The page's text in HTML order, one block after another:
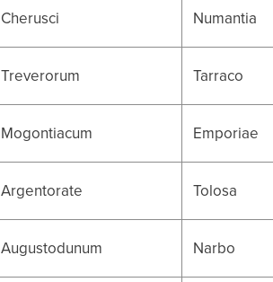
Cherusci Numantia
Treverorum Tarraco
Mogontiacum Emporiae
Argentorate Tolosa
Augustodunum Narbo